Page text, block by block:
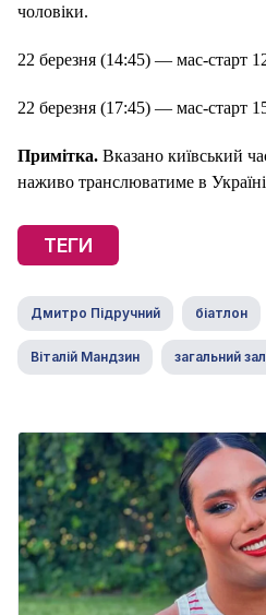
чоловіки.
22 березня (14:45) — мас-старт
22 березня (17:45) — мас-старт
Примітка. Вказано київський
наживо транслюватиме в
ТЕГИ
Дмитро Підручний біатлон
Віталій Мандзин загальний